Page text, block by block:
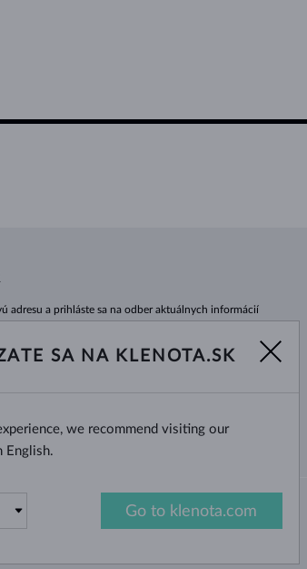
adresu a prihláste sa na odber aktuálnych informácií
či zľava Vám už neunikne!
zaujímavé novinky na e-mail.
SA NA KLENOTA.SK
we recommend visiting our
English.
Go to klenota.com